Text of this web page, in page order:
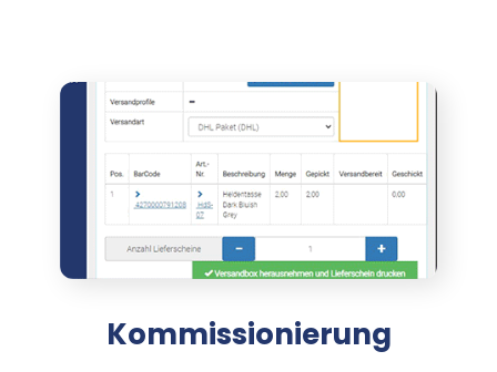
Kommissionierung